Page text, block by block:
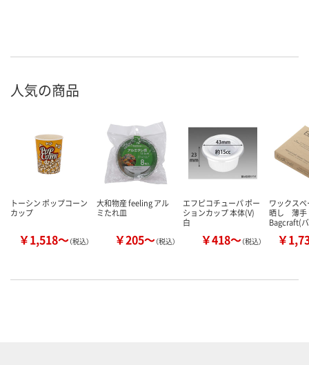
人気の商品
トーシン ポップコーン
カップ
￥1,518～（税込）
大和物産 feeling アル
ミたれ皿
￥205～（税込）
エフピコチューパ ポー
ションカップ 本体(V)
白
￥418～（税込）
ワックス
晒し 薄
Bagcraft(
￥